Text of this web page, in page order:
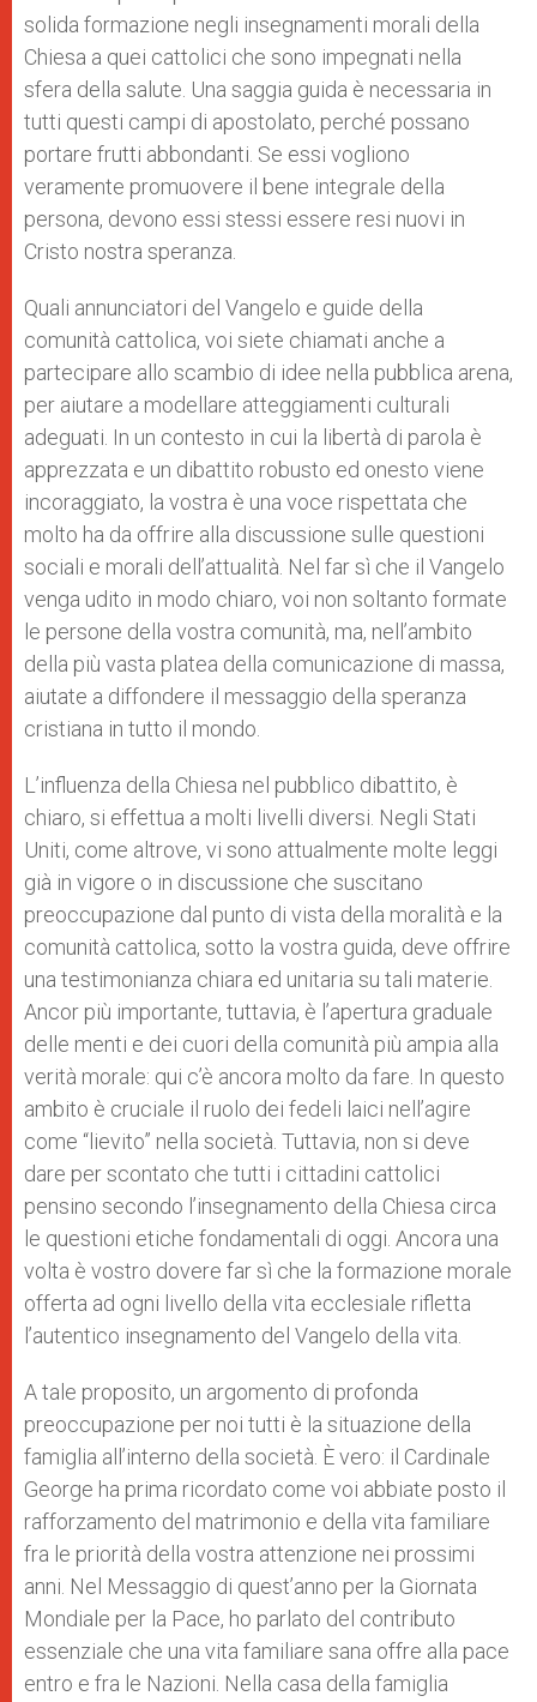
solida formazione negli insegnamenti morali della
Chiesa a quei cattolici che sono impegnati nella
sfera della salute. Una saggia guida è necessaria in
tutti questi campi di apostolato, perché possano
portare frutti abbondanti. Se essi vogliono
veramente promuovere il bene integrale della
persona, devono essi stessi essere resi nuovi in
Cristo nostra speranza.
Quali annunciatori del Vangelo e guide della
comunità cattolica, voi siete chiamati anche a
partecipare allo scambio di idee nella pubblica arena,
per aiutare a modellare atteggiamenti culturali
adeguati. In un contesto in cui la libertà di parola è
apprezzata e un dibattito robusto ed onesto viene
incoraggiato, la vostra è una voce rispettata che
molto ha da offrire alla discussione sulle questioni
sociali e morali dell’attualità. Nel far sì che il Vangelo
venga udito in modo chiaro, voi non soltanto formate
le persone della vostra comunità, ma, nell’ambito
della più vasta platea della comunicazione di massa,
aiutate a diffondere il messaggio della speranza
cristiana in tutto il mondo.
L’influenza della Chiesa nel pubblico dibattito, è
chiaro, si effettua a molti livelli diversi. Negli Stati
Uniti, come altrove, vi sono attualmente molte leggi
già in vigore o in discussione che suscitano
preoccupazione dal punto di vista della moralità e la
comunità cattolica, sotto la vostra guida, deve offrire
una testimonianza chiara ed unitaria su tali materie.
Ancor più importante, tuttavia, è l’apertura graduale
delle menti e dei cuori della comunità più ampia alla
verità morale: qui c’è ancora molto da fare. In questo
ambito è cruciale il ruolo dei fedeli laici nell’agire
come “lievito” nella società. Tuttavia, non si deve
dare per scontato che tutti i cittadini cattolici
pensino secondo l’insegnamento della Chiesa circa
le questioni etiche fondamentali di oggi. Ancora una
volta è vostro dovere far sì che la formazione morale
offerta ad ogni livello della vita ecclesiale rifletta
l’autentico insegnamento del Vangelo della vita.
A tale proposito, un argomento di profonda
preoccupazione per noi tutti è la situazione della
famiglia all’interno della società. È vero: il Cardinale
George ha prima ricordato come voi abbiate posto il
rafforzamento del matrimonio e della vita familiare
fra le priorità della vostra attenzione nei prossimi
anni. Nel Messaggio di quest’anno per la Giornata
Mondiale per la Pace, ho parlato del contributo
essenziale che una vita familiare sana offre alla pace
entro e fra le Nazioni. Nella casa della famiglia